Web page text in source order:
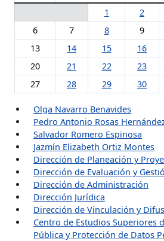
1
2
6
7 8 9
13
14 15 16
20
21 22 23
27
28 29 30
Olga Navarro Benavides
Pedro Antonio Rosas
Salvador Romero Espinosa
Jazmín Elizabeth Ortiz Montes
Dirección de Planeación y
Dirección de Evaluación y
Dirección de Administración
Dirección Jurídica
Dirección de Vinculación y
Centro de Estudios Superiores
Pública y Protección de Datos